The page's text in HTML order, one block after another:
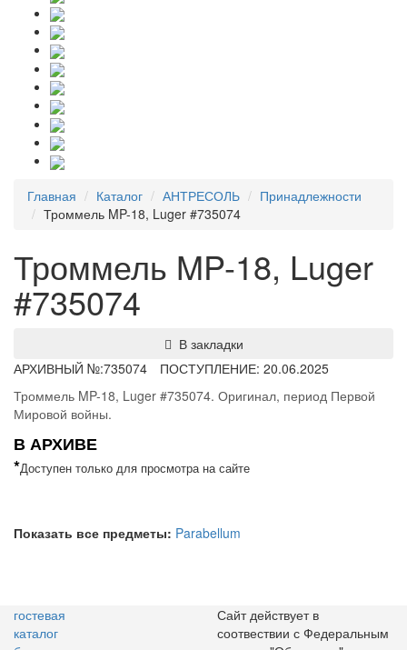
Главная Каталог АНТРЕСОЛЬ
Принадлежности
Троммель MP-18, Luger #735074
Троммель MP-18, Luger
#735074
В закладки
АРХИВНЫЙ №:735074
ПОСТУПЛЕНИЕ: 20.06.2025
Троммель MP-18, Luger #735074. Оригинал, период Первой
Мировой войны.
В АРХИВЕ
*Доступен только для просмотра на сайте
Показать все предметы: Parabellum
гостевая
каталог
Сайт действует в
соотвествии с Федеральным